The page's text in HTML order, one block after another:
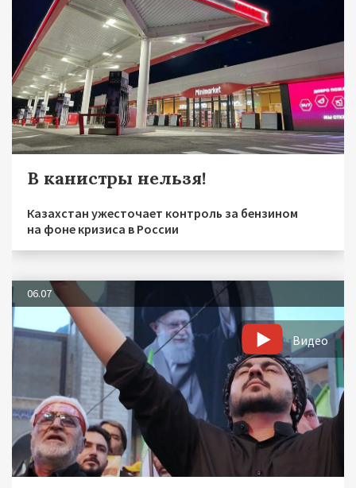
В канистры нельзя!
Казахстан ужесточает контроль за бензином
на фоне кризиса в России
06.07
Видео